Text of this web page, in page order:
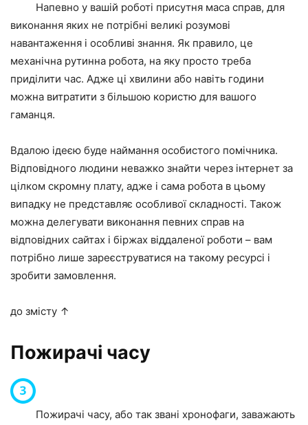
Напевно у вашій роботі присутня маса справ, для
виконання яких не потрібні великі розумові
навантаження і особливі знання. Як правило, це
механічна рутинна робота, на яку просто треба
приділити час. Адже ці хвилини або навіть години
можна витратити з більшою користю для вашого
гаманця.
Вдалою ідеєю буде наймання особистого помічника.
Відповідного людини неважко знайти через інтернет за
цілком скромну плату, адже і сама робота в цьому
випадку не представляє особливої складності. Також
можна делегувати виконання певних справ на
відповідних сайтах і біржах віддаленої роботи – вам
потрібно лише зареєструватися на такому ресурсі і
зробити замовлення.
до змісту ↑
Пожирачі часу
Пожирачі часу, або так звані хронофаги, заважають